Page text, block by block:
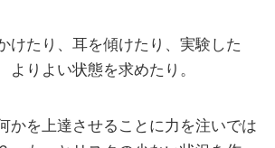
けたり、耳を傾けたり、実験した
よりよい状態を求めたり。
かを上達させることに力を注いでは